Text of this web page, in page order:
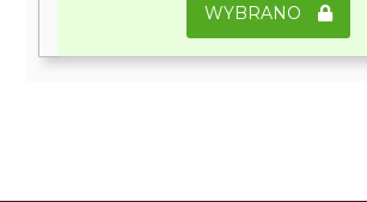
WYBRANO